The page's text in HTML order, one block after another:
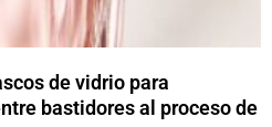
de vidrio para
bastidores al proceso de